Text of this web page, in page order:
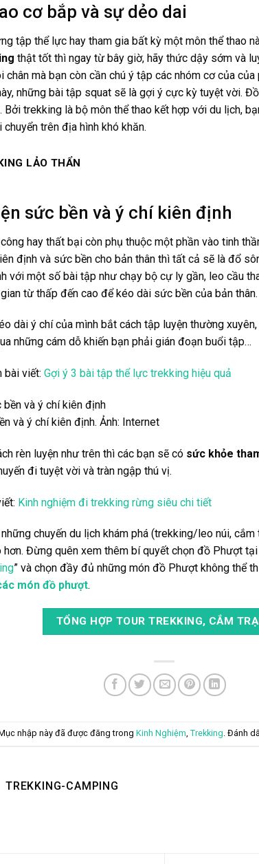
cơ bắp và sự dẻo dai
tập thể lực hay tham gia bất kỳ một môn thể thao
thật tốt thì ngay từ bây giờ, hãy thức dậy sớm và
chân mà bạn còn cần chú ý tập các nhóm cơ của
những bài tập squat sẽ là gợi ý cực kỳ tuyệt vời.
trekking là bộ môn thể thao kết hợp với du lịch,
trên địa hình khó khăn.
LẢO THẨN
sức bền và ý chí kiên định
hay thất bại còn phụ thuộc một phần vào tinh
định và sức bền cho bản thân thì tất cả sẽ là đổ
với một số bài tập như chạy bộ cự ly gần, leo cầu
từ thấp đến cao để kéo dài sức bền của bản thân.
dài ý chí của mình bắt cách tập luyện thường
những cám dỗ khiến bạn phải gián đoạn buổi tập…
bài viết: Gợi ý 3 bài tập thể lực trekking hiệu quả
và ý chí kiên định. Ảnh: Internet
rèn luyện như trên thì các bạn sẽ có sức khỏe
đi tuyệt vời và tràn ngập thú vị.
Kinh nghiệm đi trekking rừng siêu chi tiết
chuyến du lịch khám phá (trekking/leo núi,
hơn. Đừng quên xem thêm bí quyết chọn đồ Phượt tại
” và chọn đầy đủ những món đồ Phượt không thể
món đồ phượt.
TỔNG HỢP TOUR TREKKING, CẮM
nhập này đã được đăng trong Kinh Nghiệm, Trekking. Đánh
TREKKING-CAMPING